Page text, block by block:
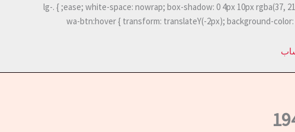
ease; white-space: nowrap; box-shadow: 0 4px 10px rgba(37, 211, 102, 0.3); } .lg-
wa-btn:hover { transform: translateY(-2px); background-color: